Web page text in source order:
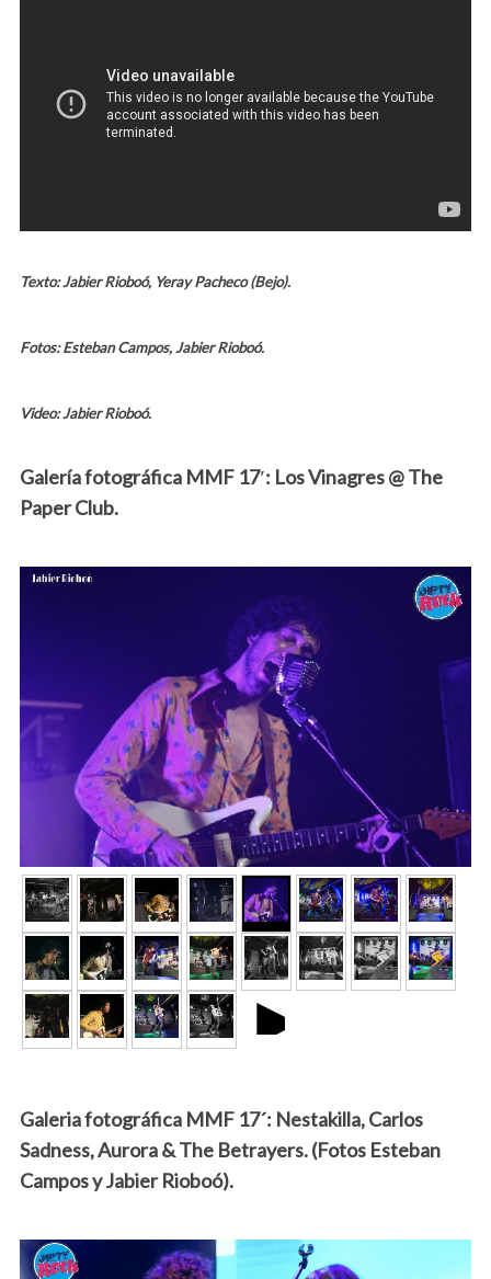
Texto: Jabier Rioboó, Yeray Pacheco (Bejo).
Fotos: Esteban Campos, Jabier Rioboó.
Video: Jabier Rioboó.
Galería fotográfica MMF 17′: Los Vinagres @ The
Paper Club.
►
Galeria fotográfica MMF 17´: Nestakilla, Carlos
Sadness, Aurora & The Betrayers. (Fotos Esteban
Campos y Jabier Rioboó).